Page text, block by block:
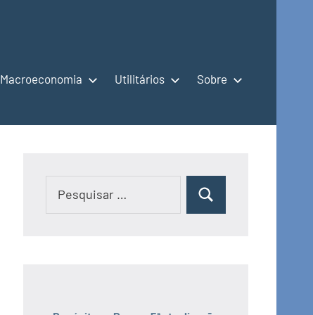
Macroeconomia Utilitários Sobre
Pesquisar